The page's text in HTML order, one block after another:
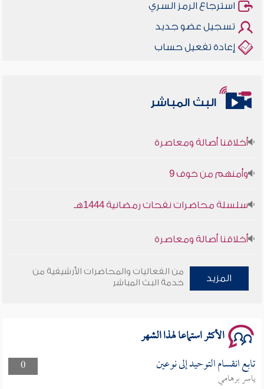
استرجاع الرمز السري
تسجيل عضو جديد
إعادة تفعيل حساب
البث المباشر
سلسلة محاضرات نفحات رمضانية 1444هـ
المزيد
من الفعاليات والمحاضرات الأرشيفية من
خدمة البث المباشر
الأكثر استماعا لهذا الشهر
0 تابع انقسام التوحيد إلى نوعين
ياسر برهامي